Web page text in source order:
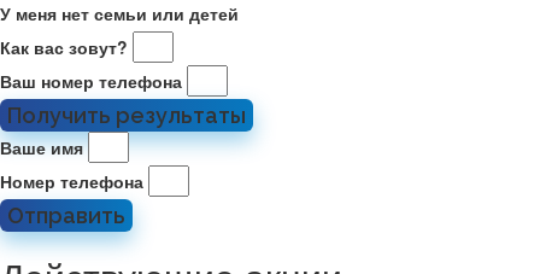
У меня нет семьи или детей
Как вас зовут?
Ваш номер телефона
Получить результаты
Ваше имя
Номер телефона
Отправить